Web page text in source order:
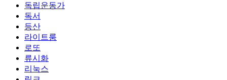
독립운동가
독서
등산
라이트룸
로또
류시화
리눅스